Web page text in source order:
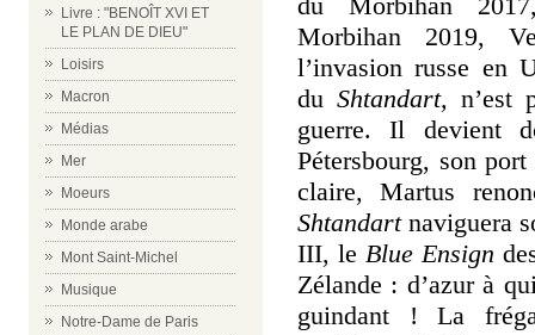
Livre : "BENOÎT XVI ET
LE PLAN DE DIEU"
Loisirs
Macron
Médias
Mer
Moeurs
Monde arabe
Mont Saint-Michel
Musique
Notre-Dame de Paris
Morbihan 2019,
l’invasion russe en
duShtandart,n’est
guerre. Il devient
Pétersbourg, son
claire, Martus
Shtandart naviguera
III, le Blue Ensign
Zélande : d’azur à
guindant ! La